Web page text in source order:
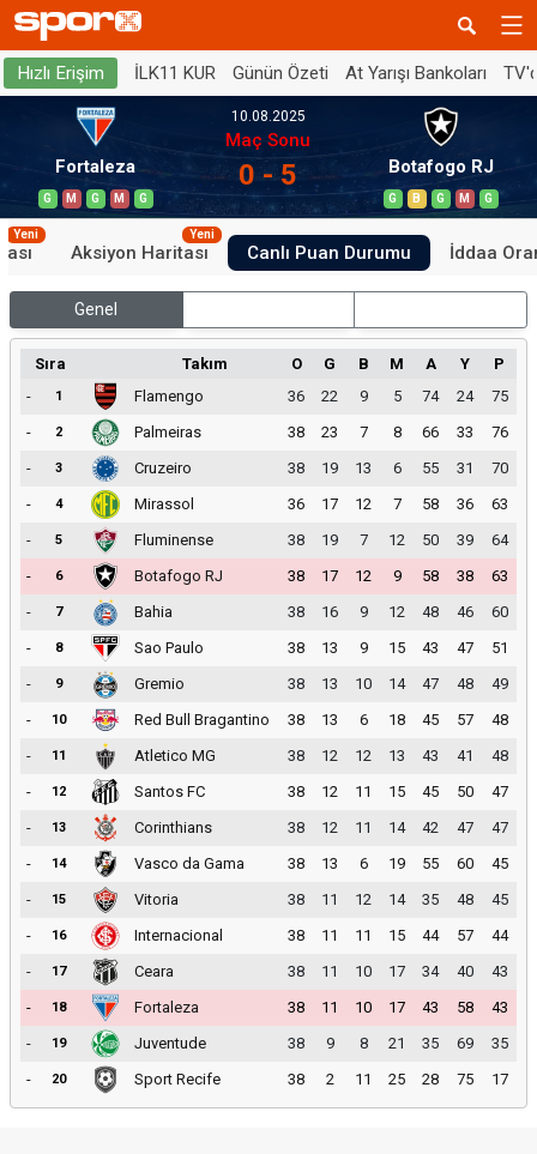
Hızlı Erişim İLK11 KUR Günün Özeti At Yarışı Bankoları
Fortaleza
G M G M G
10.08.2025
Maç Sonu
0 - 5 Botafogo RJ
G B G M G
Yeni
Aksiyon Haritası
Yeni
Canlı Puan Durumu İddaa
Genel
Sıra Takım O G B M A Y
P
-
1 Flamengo 36 22 9 5 74 24
75
-
2 Palmeiras 38 23 7 8 66 33
76
-
3 Cruzeiro 38 19 13 6 55 31
70
-
4 Mirassol 36 17 12 7 58 36
63
-
5 Fluminense 38 19 7 12 50 39
64
-
6 Botafogo RJ 38 17 12 9 58 38
63
-
7 Bahia 38 16 9 12 48 46
60
-
8 Sao Paulo 38 13 9 15 43 47
51
-
9 Gremio 38 13 10 14 47 48
49
-
10 Red Bull Bragantino 38 13 6 18 45 57
48
-
11 Atletico MG 38 12 12 13 43 41
48
-
12 Santos FC 38 12 11 15 45 50
47
-
13 Corinthians 38 12 11 14 42 47
47
-
14 Vasco da Gama 38 13 6 19 55 60
45
-
15 Vitoria 38 11 12 14 35 48
45
-
16 Internacional 38 11 11 15 44 57
44
-
17 Ceara 38 11 10 17 34 40
43
-
18 Fortaleza 38 11 10 17 43 58
43
-
19 Juventude 38 9 8 21 35 69
35
-
20 Sport Recife 38 2 11 25 28 75 17